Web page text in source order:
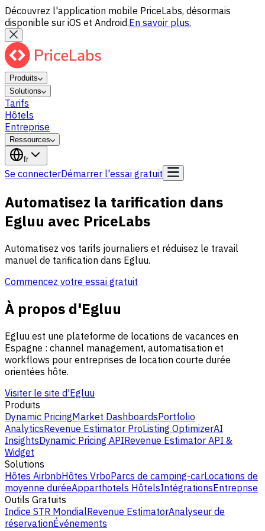
Découvrez l'application mobile PriceLabs, désormais
disponible sur iOS et Android.En savoir plus.
Produits
Solutions
Tarifs
Hôtels
Entreprise
Ressources
fr
Se connecterDémarrer l'essai gratuit
Automatisez la tarification dans
Egluu avec PriceLabs
Automatisez vos tarifs journaliers et réduisez le travail
manuel de tarification dans Egluu.
Commencez votre essai gratuit
À propos d'Egluu
Egluu est une plateforme de locations de vacances en
Espagne : channel management, automatisation et
workflows pour entreprises de location courte durée
orientées hôte.
Visiter le site d'Egluu
Produits
Dynamic PricingMarket DashboardsPortfolio
AnalyticsRevenue Estimator ProListing OptimizerAI
InsightsDynamic Pricing APIRevenue Estimator API &
Widget
Solutions
Hôtes AirbnbHôtes VrboParcs de camping-carLocations de
moyenne duréeApparthotels HôtelsIntégrationsEntreprise
Outils Gratuits
Indice STR MondialRevenue EstimatorAnalyseur de
réservationÉvénements